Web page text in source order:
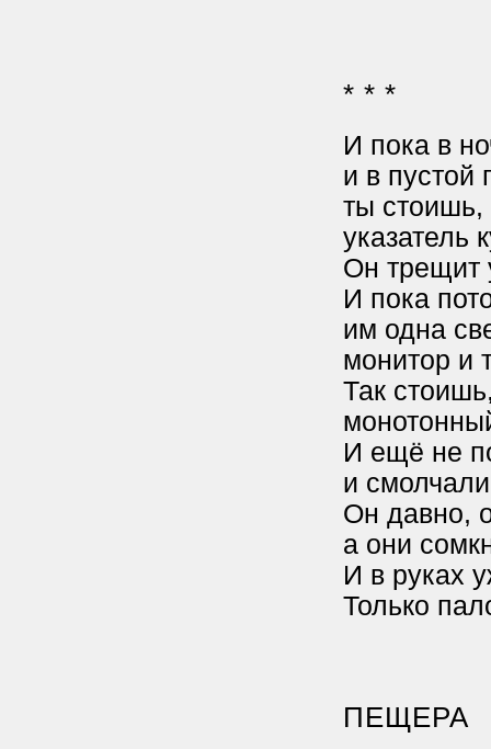
* * *
И пока в
и в пустой
ты стоишь,
указатель
Он трещит
И пока
им одна
монитор и
Так
И ещё не
и
Он давно,
а они
И в руках
Только
ПЕЩЕРА